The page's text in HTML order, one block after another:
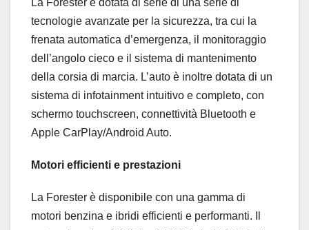
La Forester è dotata di serie di una serie di
tecnologie avanzate per la sicurezza, tra cui la
frenata automatica d’emergenza, il monitoraggio
dell’angolo cieco e il sistema di mantenimento
della corsia di marcia. L’auto è inoltre dotata di un
sistema di infotainment intuitivo e completo, con
schermo touchscreen, connettività Bluetooth e
Apple CarPlay/Android Auto.
Motori efficienti e prestazioni
La Forester è disponibile con una gamma di
motori benzina e ibridi efficienti e performanti. Il